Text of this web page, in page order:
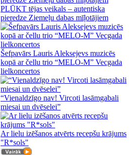
PLŪKT tējas veikals – autentiska
pieredze Ziemeļu dabas mīļotājiem
Šefpavārs Lauris Aleksejevs muzicēs
kopā ar čellu trio “MELO-M” Vecgada
lielkoncertos
“Vienaldzīgo nav! Vircoti lasāmgabali
miesai un dvēselei”
Ar lielu izēšanos atvērts recepšu krājums
"R*sols"